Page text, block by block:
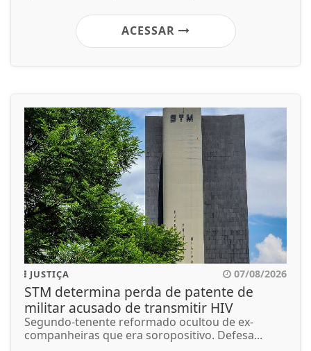
ACESSAR
JUSTIÇA 07/08/2026
STM determina perda de patente de
militar acusado de transmitir HIV
Segundo-tenente reformado ocultou de ex-
companheiras que era soropositivo. Defesa...